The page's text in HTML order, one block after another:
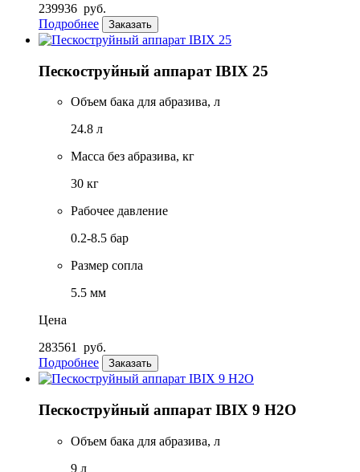
239936 руб.
Подробнее
Заказать
Пескоструйный аппарат IBIX 25
Объем бака для абразива, л
24.8 л
Масса без абразива, кг
30 кг
Рабочее давление
0.2-8.5 бар
Размер сопла
5.5 мм
Цена
283561 руб.
Подробнее
Заказать
Пескоструйный аппарат IBIX 9 H2O
Объем бака для абразива, л
9 л